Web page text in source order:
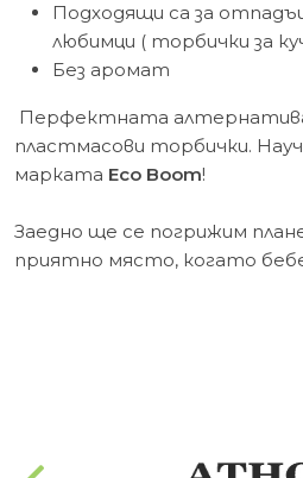
Подходящи са за
любимци ( торбички за
Без аромат
Перфектната
пластмасови торбички.
марката Eco Boom!
Заедно ще се погрижим
приятно място, когато